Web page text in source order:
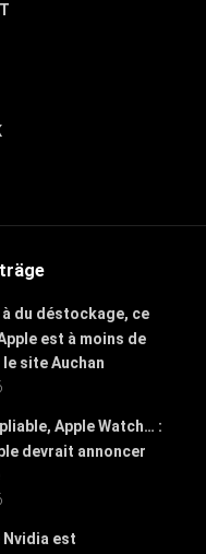
du déstockage, ce
est à moins de
site Auchan
Apple Watch… :
devrait annoncer
Nvidia est